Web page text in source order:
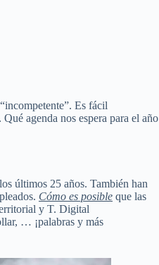
Es fácil
agenda nos espera para el año
últimos 25 años. También han
Cómo es posible que las
y T. Digital
… ¡palabras y más